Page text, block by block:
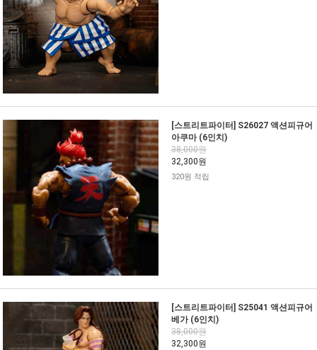
[스트리트파이터] S26027 액션피규어
아쿠마 (6인치)
38,000원
32,300원
320원 적립
[스트리트파이터] S25041 액션피규어
베가 (6인치)
38,000원
32,300원